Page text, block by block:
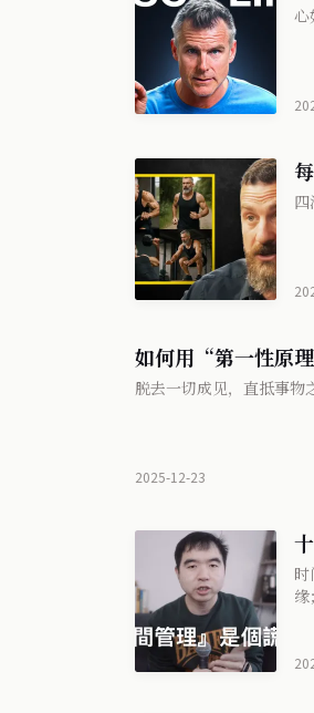
心
如何用“第一性原
脱去一切成见，直抵事物
2025-12-23
缘